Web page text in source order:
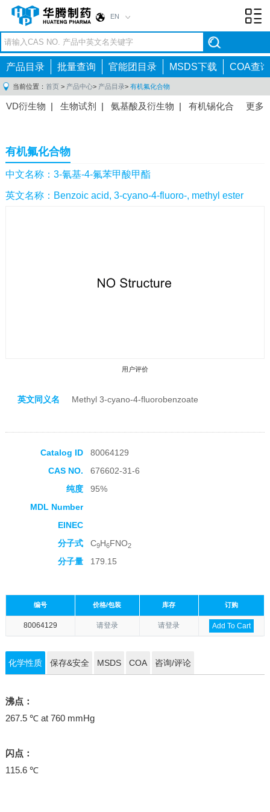
EN
产品目录 批量查询 官能团目录 MSDS下载 COA查询
当前位置： 首页 > 产品中心> 产品目录> 有机氟化合物
更多
VD衍生物 | 生物试剂 | 氨基酸及衍生物 | 有机锡化合
间体|抗高血压药物中间体
感染药物中间体|
体 |抗精神病药物中间体 |抗炎药物中间体
药中间体|其他原料药中间体|
有机氟化合物
中文名称：3-氰基-4-氟苯甲酸甲酯
英文名称：Benzoic acid, 3-cyano-4-fluoro-, methyl ester
用户评价
收藏产品
英文同义名 Methyl 3-cyano-4-fluorobenzoate
Catalog ID
80064129
CAS NO.
676602-31-6
纯度
95%
MDL Number
EINEC
分子式
C9H6FNO2
分子量 179.15
编号 价格/包装 库存 订购
80064129 请登录 请登录 Add To Cart
化学性质 保存&安全 MSDS COA 咨询/评论
沸点：
267.5 ℃ at 760 mmHg
闪点：
115.6 ℃